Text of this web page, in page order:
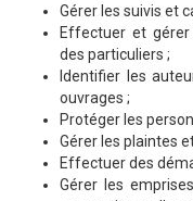
Gérer les suivis et
Effectuer et gérer
des particuliers ;
Identifier les
ouvrages ;
Protéger les
Gérer les plaintes
Effectuer des
Gérer les